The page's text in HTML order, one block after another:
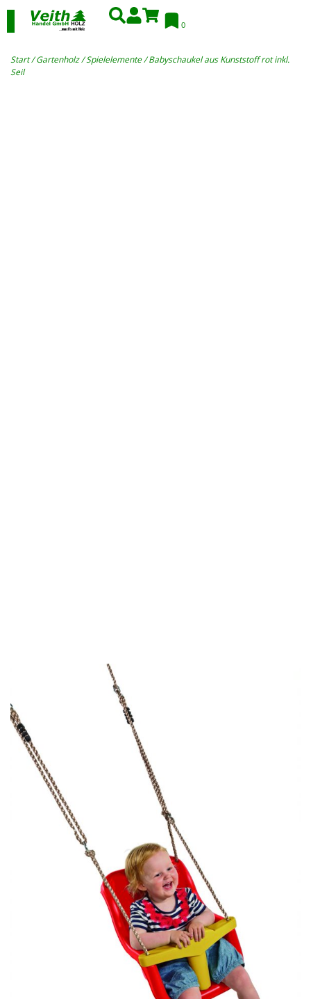
0
Start/Gartenholz/Spielelemente/ Babyschaukel aus Kunststoff rot inkl.
Seil